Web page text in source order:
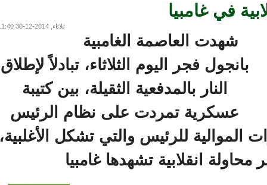
في غامبيا
ثلاثاء, 2014-12-30 11:40
شهدت العاصمة الغامبية
بانجول فجر اليوم الثلاثاء، تبادلاً لإطلاق
النار بالمدفعية الثقيلة، بين كتيبة
عسكرية تمردت على نظام الرئيس
للرئيس والتي تشكل الأغلبية،
انقلابية تشهدها غامبيا